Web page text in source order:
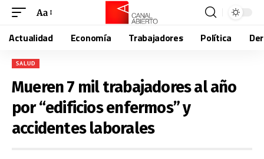
Aa
Actualidad Economía Trabajadores Política
SALUD
Mueren 7 mil trabajadores al año
por “edificios enfermos” y
accidentes laborales